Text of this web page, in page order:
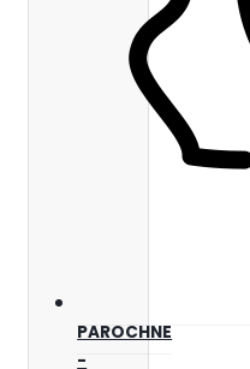
PAROCHNE
-